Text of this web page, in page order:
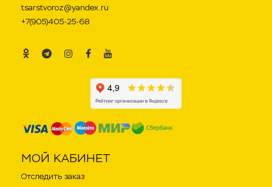
tsarstvoroz@yandex.ru
+7(905)405-25-68
МОЙ КАБИНЕТ
Отследить заказ